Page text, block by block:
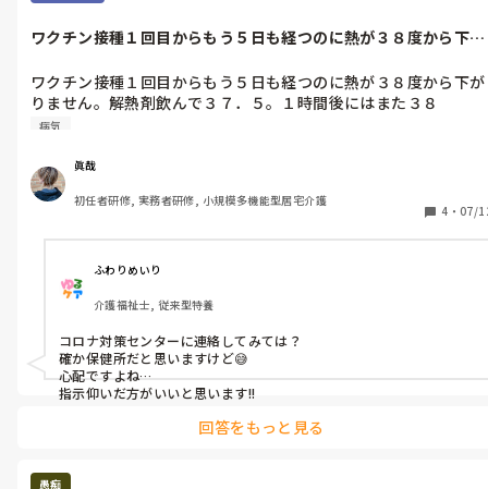
ワクチン接種１回目からもう５日も経つのに熱が３８度から下が
ワクチン接種１回目からもう５日も経つのに熱が３８度から下が
りません。解熱剤飲んで３７．５。１時間後にはまた３８
度.........
病気
眞哉
初任者研修, 実務者研修, 小規模多機能型居宅介護
4 ・ 07/
ふわりめいり
介護福祉士, 従来型特養
コロナ対策センターに連絡してみては？
確か保健所だと思いますけど😅
心配ですよね…
指示仰いだ方がいいと思います!!
回答をもっと見る
愚痴